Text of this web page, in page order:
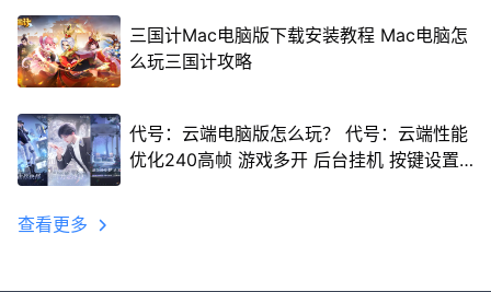
三国计Mac电脑版下载安装教程 Mac电脑怎
么玩三国计攻略
代号：云端电脑版怎么玩？ 代号：云端性能
优化240高帧 游戏多开 后台挂机 按键设置
查看更多